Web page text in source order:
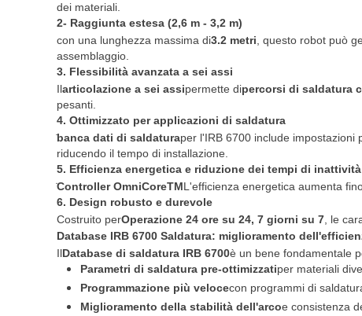
dei materiali.
2- Raggiunta estesa (2,6 m - 3,2 m)
con una lunghezza massima di3.2 metri , questo robot può
assemblaggio.
3. Flessibilità avanzata a sei assi
Ilarticolazione a sei assipermette dipercorsi di saldatura
pesanti.
4. Ottimizzato per applicazioni di saldatura
banca dati di saldaturaper l'IRB 6700 include
riducendo il tempo di installazione.
5. Efficienza energetica e riduzione dei tempi di inattività
Controller OmniCoreTML'efficienza energetica aumenta
6. Design robusto e durevole
Costruito perOperazione 24 ore su 24, 7 giorni su 7 , le
Database IRB 6700 Saldatura: miglioramento
IlDatabase di saldatura IRB 6700è un bene fondamentale
Parametri di saldatura pre-ottimizzatiper materiali
Programmazione più velocecon programmi di
Miglioramento della stabilità dell'arcoe consistenza